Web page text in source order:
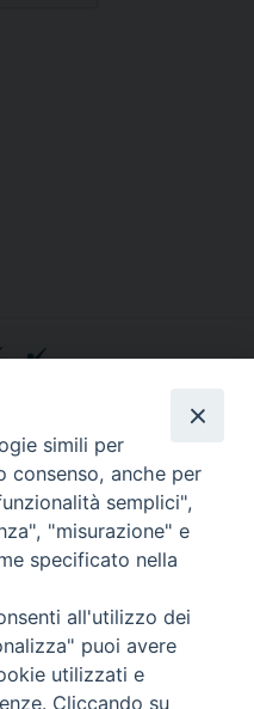
tecnico, amministrativa,
Info in rete:
Alario
10 - 00186 Roma
-segreteria@retinopera.it
2012-2020
simili per
consenso, anche per
semplici",
"misurazione" e
specificato nella
all'utilizzo dei
puoi avere
utilizzati e
Cliccando su